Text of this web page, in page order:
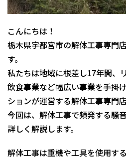
こんにちは！
栃木県宇都宮市の解体工事専門
す。
私たちは地域に根差し17年間、
飲食事業など幅広い事業を手掛
ションが運営する解体工事専門店
今回は、解体工事で頻発する騒
詳しく解説します。
解体工事は重機や工具を使用す